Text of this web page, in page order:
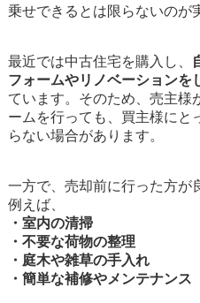
乗せできるとは限らないのが
最近では中古住宅を購入し、
フォームやリノベーションを
ています。そのため、売主様
ームを行っても、買主様にと
らない場合があります。
一方で、売却前に行った方が
例えば、
・室内の清掃
・不要な荷物の整理
・庭木や雑草の手入れ
・簡単な補修やメンテナンス